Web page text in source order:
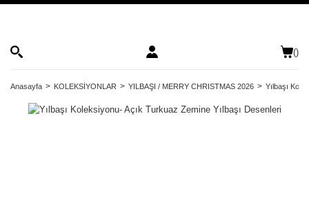
()
Anasayfa KOLEKSİYONLAR YILBAŞI / MERRY CHRISTMAS 2026 Yılbaşı